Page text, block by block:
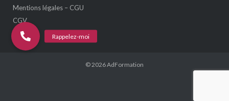
Mentions légales – CGU
CGV
© 2026AdFormation